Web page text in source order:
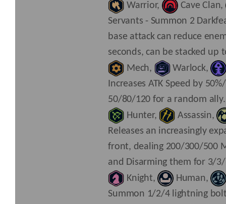
Warrior, Cave Clan,
Servants - Summon 2
base attack can reduce
seconds, can be stacked up
Mech, Warlock,
Increases ATK Speed by
50/80/120 for a random ally.
Hunter, Assassin,
Releases an increasingly
front, dealing 200/300/500
and Disarming them for 3/3/
Knight, Human,
Summon 1/2/4 lightning